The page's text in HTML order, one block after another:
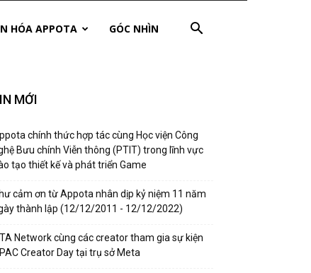
HÓA APPOTA GÓC NHÌN
MỚI
chính thức hợp tác cùng Học viện Công
Bưu chính Viễn thông (PTIT) trong lĩnh vực
tạo thiết kế và phát triển Game
cảm ơn từ Appota nhân dịp kỷ niệm 11 năm
thành lập (12/12/2011 - 12/12/2022)
Network cùng các creator tham gia sự kiện
Creator Day tại trụ sở Meta